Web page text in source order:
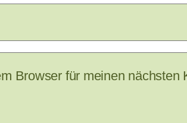
Browser für meinen nächsten